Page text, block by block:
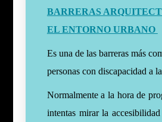
BARRERAS
EL ENTORNO URBANO
Es una de las barreras más
personas con discapacidad a
Normalmente a la hora de
intentas mirar la